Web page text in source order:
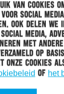
van cookies
social
Ook delen we
media,
met
op
onze cookies
of het